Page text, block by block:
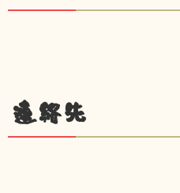
連絡先